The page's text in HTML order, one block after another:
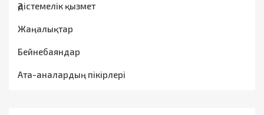
Әдістемелік қызмет
Жаңалықтар
Бейнебаяндар
Ата-аналардың пікірлері